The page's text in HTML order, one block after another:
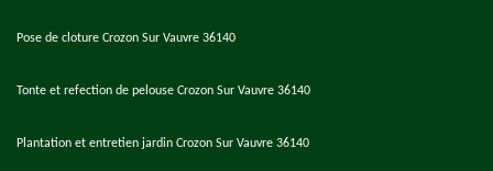
Pose de cloture Crozon Sur Vauvre 36140
Tonte et refection de pelouse Crozon Sur Vauvre 36140
Plantation et entretien jardin Crozon Sur Vauvre 36140